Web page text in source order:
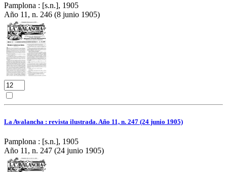
Pamplona : [s.n.], 1905
Año 11, n. 246 (8 junio 1905)
La Avalancha : revista ilustrada. Año 11, n. 247 (24 junio 1905)
Pamplona : [s.n.], 1905
Año 11, n. 247 (24 junio 1905)